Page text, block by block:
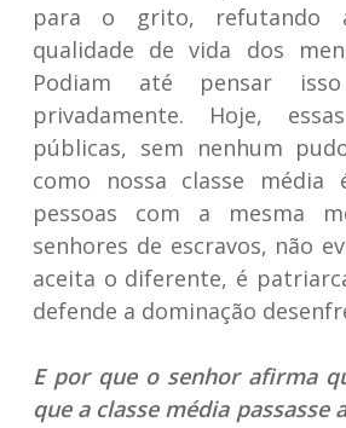
para o grito, refutando
qualidade de vida dos
Podiam até pensar
privadamente. Hoje,
públicas, sem nenhum
como nossa classe
pessoas com a mesma
senhores de escravos, não
aceita o diferente, é
defende a dominação
E por que o senhor afirma
que a classe média passasse